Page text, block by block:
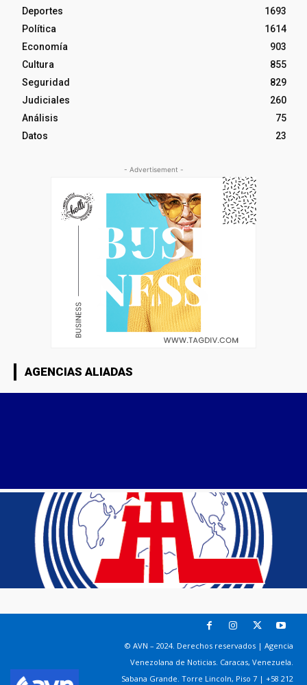
Deportes
1693
Política
1614
Economía
903
Cultura
855
Seguridad
829
Judiciales
260
Análisis
75
Datos
23
- Advertisement -
AGENCIAS ALIADAS
© AVN – 2024. Derechos reservados | Agencia
Venezolana de Noticias. Caracas, Venezuela.
Sabana Grande. Torre Lincoln, Piso 7 | +58 212